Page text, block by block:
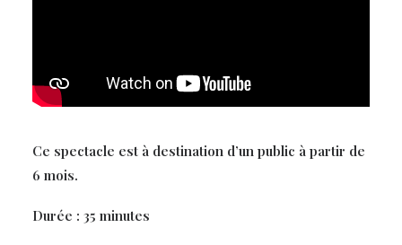
Ce spectacle est à destination d’un public à partir de
6 mois.
Durée : 35 minutes